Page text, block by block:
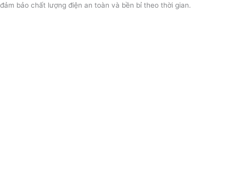
đảm bảo chất lượng điện an toàn và bền bỉ theo thời gian.